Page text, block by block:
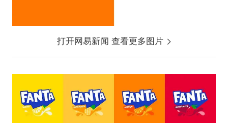
打开网易新闻 查看更多图片